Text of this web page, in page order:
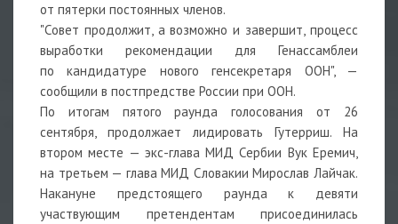
от пятерки постоянных членов.
"Совет продолжит, а возможно и завершит, процесс
выработки рекомендации для Генассамблеи
по кандидатуре нового генсекретаря ООН", —
сообщили в постпредстве России при ООН.
По итогам пятого раунда голосования от 26
сентября, продолжает лидировать Гутерриш. На
втором месте — экс-глава МИД Сербии Вук Еремич,
на третьем — глава МИД Словакии Мирослав Лайчак.
Накануне предстоящего раунда к девяти
участвующим претендентам присоединилась